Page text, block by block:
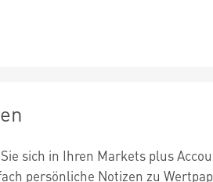
sich in Ihren Markets plus
persönliche Notizen zu